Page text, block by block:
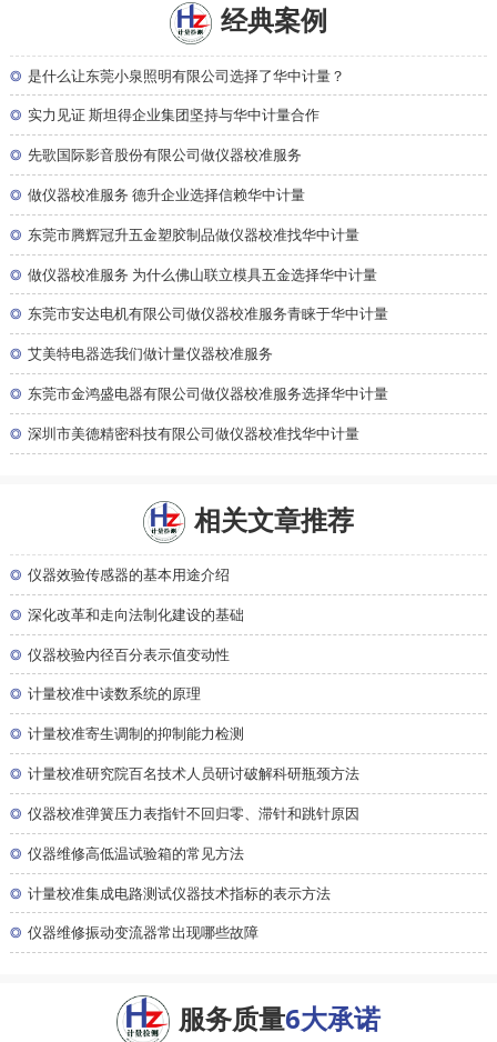
经典案例
◎ 是什么让东莞小泉照明有限公司选择了华中计量？
◎ 实力见证 斯坦得企业集团坚持与华中计量合作
◎ 先歌国际影音股份有限公司做仪器校准服务
◎ 做仪器校准服务 德升企业选择信赖华中计量
◎ 东莞市腾辉冠升五金塑胶制品做仪器校准找华中计量
◎ 做仪器校准服务 为什么佛山联立模具五金选择华中计量
◎ 东莞市安达电机有限公司做仪器校准服务青睐于华中计量
◎ 艾美特电器选我们做计量仪器校准服务
◎ 东莞市金鸿盛电器有限公司做仪器校准服务选择华中计量
◎ 深圳市美德精密科技有限公司做仪器校准找华中计量
相关文章推荐
◎ 仪器效验传感器的基本用途介绍
◎ 深化改革和走向法制化建设的基础
◎ 仪器校验内径百分表示值变动性
◎ 计量校准中读数系统的原理
◎ 计量校准寄生调制的抑制能力检测
◎ 计量校准研究院百名技术人员研讨破解科研瓶颈方法
◎ 仪器校准弹簧压力表指针不回归零、滞针和跳针原因
◎ 仪器维修高低温试验箱的常见方法
◎ 计量校准集成电路测试仪器技术指标的表示方法
◎ 仪器维修振动变流器常出现哪些故障
服务质量6大承诺